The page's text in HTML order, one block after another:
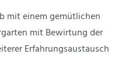
mit einem gemütlichen
mit Bewirtung der
Erfahrungsaustausch